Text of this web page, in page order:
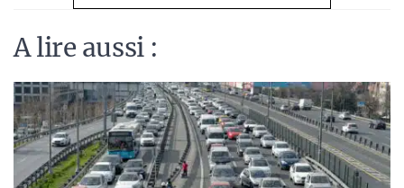
A lire aussi :